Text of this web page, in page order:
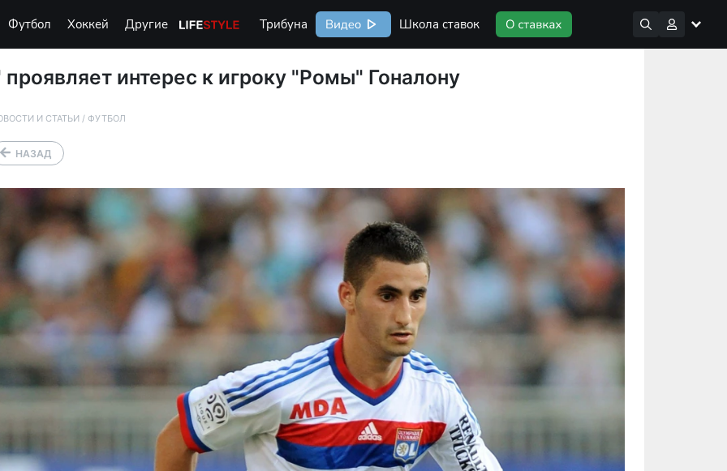
Футбол Хоккей Другие Life Style Трибуна Видео Школа ставок
проявляет интерес к игроку "Ромы" Гоналону
И СТАТЬИ / ФУТБОЛ
НАЗАД